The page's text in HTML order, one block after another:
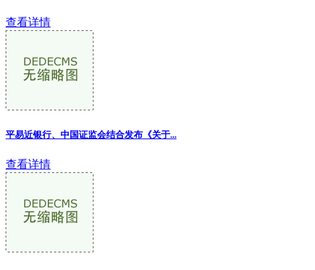
查看详情
平易近银行、中国证监会结合发布《关于...
查看详情